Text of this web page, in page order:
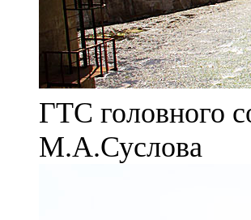
ГТС головного
М.А.Суслова